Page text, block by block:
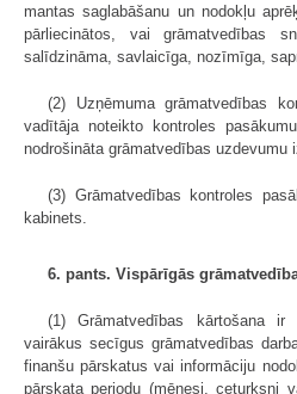
mantas saglabāšanu un nodokļu
pārliecinātos, vai grāmatvedības
salīdzināma, savlaicīga, nozīmīga,
(2) Uzņēmuma grāmatvedības
vadītāja noteikto kontroles
nodrošināta grāmatvedības uzdevumu
(3) Grāmatvedības kontroles
kabinets.
6. pants. Vispārīgās
(1) Grāmatvedības kārtošana
vairākus secīgus grāmatvedības
finanšu pārskatus vai informāciju
pārskata periodu (mēnesi, ceturksni